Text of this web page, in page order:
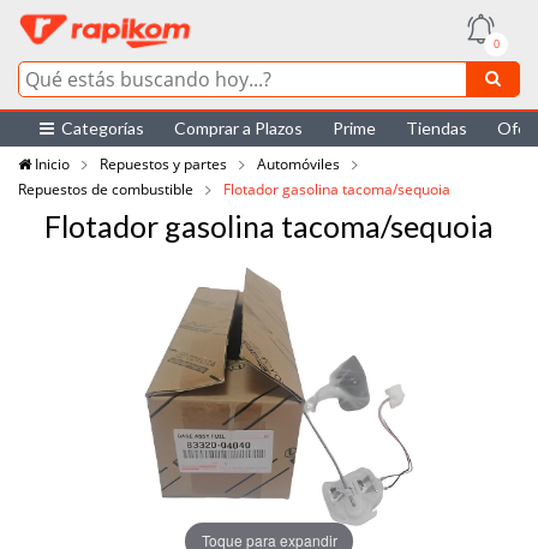
0
Categorías Comprar a Plazos Prime Tiendas
Inicio
Repuestos y partes
Automóviles
Repuestos de combustible
Flotador gasolina tacoma/sequoia
Flotador gasolina tacoma/sequoia
Toque para expandir